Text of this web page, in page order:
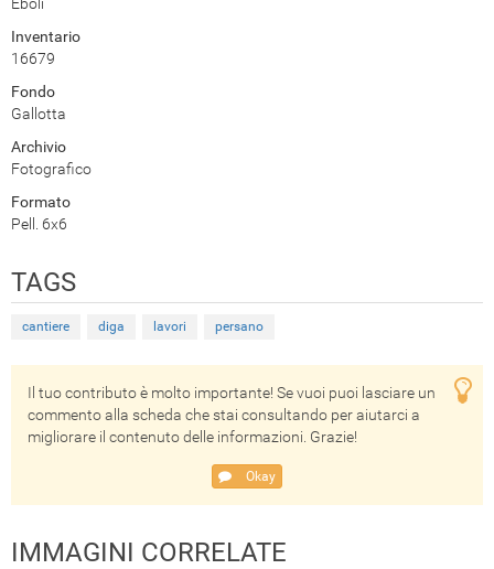
Inventario
16679
Fondo
Gallotta
Archivio
Fotografico
Formato
Pell. 6x6
TAGS
cantiere diga lavori persano
Il tuo contributo è molto importante! Se vuoi puoi lasciare un
commento alla scheda che stai consultando per aiutarci a
migliorare il contenuto delle informazioni. Grazie!
Okay
IMMAGINI CORRELATE